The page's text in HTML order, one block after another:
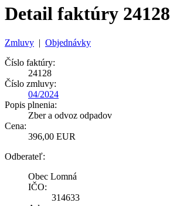
Detail faktúry 24128
Zmluvy | Objednávky
Číslo faktúry:
24128
Číslo zmluvy:
04/2024
Popis plnenia:
Zber a odvoz odpadov
Cena:
396,00 EUR
Odberateľ:
Obec Lomná
IČO:
314633